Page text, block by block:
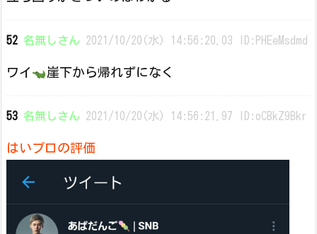
52 名無しさん 2021/10/20(水) 14:56:20.03 ID:PHEeMsdmd
ワイ 崖下から帰れずになく
53 名無しさん 2021/10/20(水) 14:56:21.97 ID:oCBkZ9Bkr
はいプロの評価